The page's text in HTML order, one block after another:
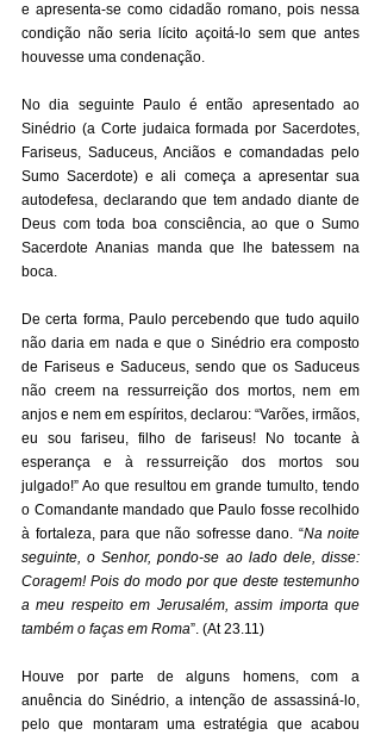
e apresenta-se como cidadão romano, pois nessa
condição não seria lícito açoitá-lo sem que antes
houvesse uma condenação.
No dia seguinte Paulo é então apresentado ao
Sinédrio (a Corte judaica formada por Sacerdotes,
Fariseus, Saduceus, Anciãos e comandadas pelo
Sumo Sacerdote) e ali começa a apresentar sua
autodefesa, declarando que tem andado diante de
Deus com toda boa consciência, ao que o Sumo
Sacerdote Ananias manda que lhe batessem na
boca.
De certa forma, Paulo percebendo que tudo aquilo
não daria em nada e que o Sinédrio era composto
de Fariseus e Saduceus, sendo que os Saduceus
não creem na ressurreição dos mortos, nem em
anjos e nem em espíritos, declarou: “Varões, irmãos,
eu sou fariseu, filho de fariseus! No tocante à
esperança e à ressurreição dos mortos sou
julgado!” Ao que resultou em grande tumulto, tendo
o Comandante mandado que Paulo fosse recolhido
à fortaleza, para que não sofresse dano. “Na noite
seguinte, o Senhor, pondo-se ao lado dele, disse:
Coragem! Pois do modo por que deste testemunho
a meu respeito em Jerusalém, assim importa que
também o faças em Roma”. (At 23.11)
Houve por parte de alguns homens, com a
anuência do Sinédrio, a intenção de assassiná-lo,
pelo que montaram uma estratégia que acabou